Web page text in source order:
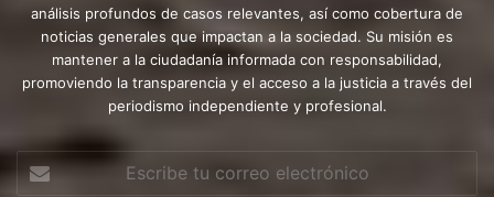
análisis profundos de casos relevantes, así como cobertura de
noticias generales que impactan a la sociedad. Su misión es
mantener a la ciudadanía informada con responsabilidad,
promoviendo la transparencia y el acceso a la justicia a través del
periodismo independiente y profesional.